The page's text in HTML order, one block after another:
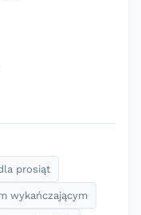
prosiąt
wykańczającym